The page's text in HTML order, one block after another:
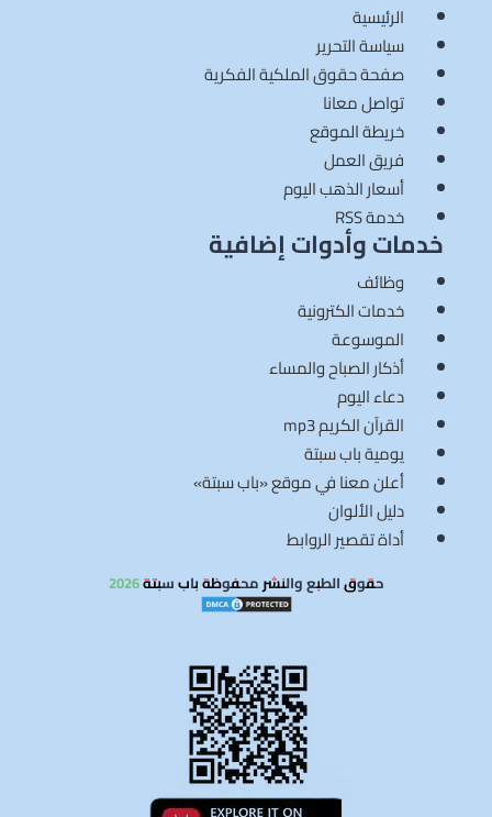
الرئيسية
سياسة التحرير
صفحة حقوق الملكية الفكرية
تواصل معانا
خريطة الموقع
فريق العمل
أسعار الذهب اليوم
خدمة RSS
خدمات وأدوات إضافية
وظائف
خدمات الكترونية
الموسوعة
أذكار الصباح والمساء
دعاء اليوم
القرآن الكريم mp3
يومية باب سبتة
أعلن معنا في موقع «باب سبتة»
دليل الألوان
أداة تقصير الروابط
حقوق الطبع والنشر محفوظة باب سبتة 2026